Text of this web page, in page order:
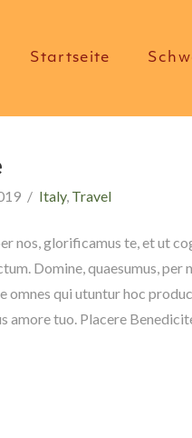
Startseite
Italy, Travel
nos, glorificamus te, et ut
Domine, quaesumus,
omnes qui utuntur hoc
amore tuo. Placere